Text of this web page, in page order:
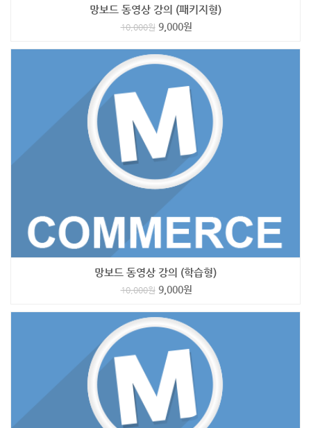
망보드 동영상 강의 (패키지형)
10,000원 9,000원
망보드 동영상 강의 (학습형)
10,000원 9,000원